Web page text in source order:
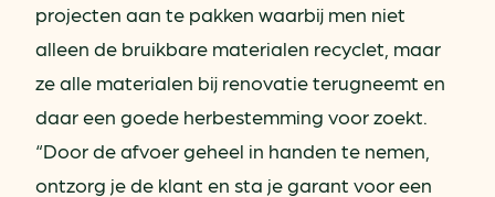
projecten aan te pakken waarbij men niet
alleen de bruikbare materialen recyclet, maar
ze alle materialen bij renovatie terugneemt en
daar een goede herbestemming voor zoekt.
“Door de afvoer geheel in handen te nemen,
ontzorg je de klant en sta je garant voor een